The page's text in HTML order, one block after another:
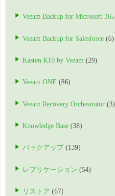
Veeam Backup for Microsoft 365
Veeam Backup for Salesforce (6)
Kasten K10 by Veeam (29)
Veeam ONE (86)
Veeam Recovery Orchestrator (3)
Knowledge Base (38)
バックアップ (139)
レプリケーション (54)
リストア (67)